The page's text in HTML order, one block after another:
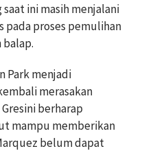
ini masih menjalani
proses pemulihan
Park menjadi
merasakan
berharap
mampu memberikan
belum dapat